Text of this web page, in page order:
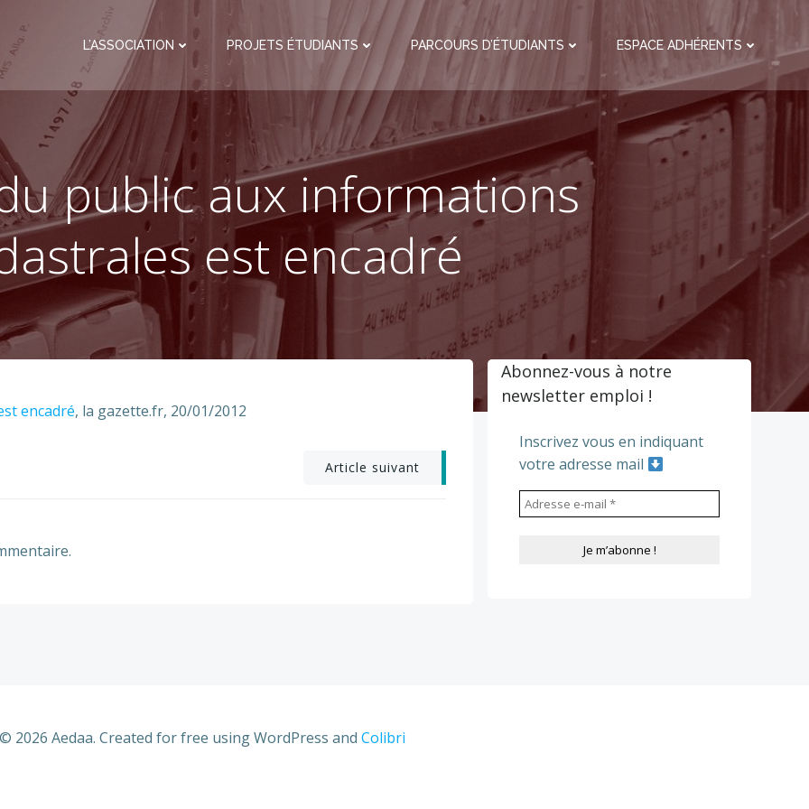
L’ASSOCIATION PROJETS ÉTUDIANTS PARCOURS D’ÉTUDIANTS ESPACE ADHÉRENTS
du public aux informations
est encadré
encadré, la gazette.fr, 20/01/2012
Article suivant
Abonnez-vous à notre
newsletter emploi !
Inscrivez vous en indiquant
votre adresse mail
© 2026 Aedaa. Created for free using WordPress and Colibri